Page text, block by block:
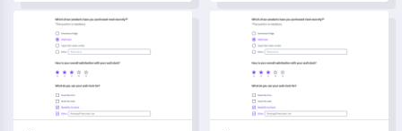
potenciálních účastníků
pokusu a zajišťuje informovaný
souhlas a porozumění
protokolům pokusu.
shromažďovat názory od
potenciálních účastníků
studie, což zajišťuje
informovanou účast a
pochopení protokolů studie.
Šablona formuláře souhlasu s dentální léčbou
Šablona souhlasu s